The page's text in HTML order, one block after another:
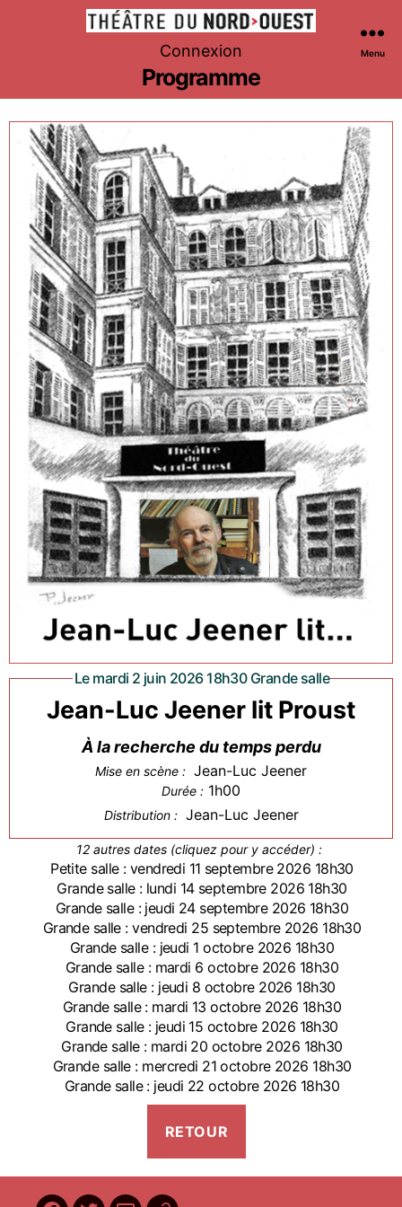
Théâtre
du
Nord-
Ouest
Connexion Menu
Programme
Le mardi 2 juin 2026 18h30 Grande salle
Jean-Luc Jeener lit Proust
À la recherche du temps perdu
Mise en scène : Jean-Luc Jeener
Durée : 1h00
Distribution : Jean-Luc Jeener
12 autres dates (cliquez pour y accéder) :
Petite salle : vendredi 11 septembre 2026 18h30
Grande salle : lundi 14 septembre 2026 18h30
Grande salle : jeudi 24 septembre 2026 18h30
Grande salle : vendredi 25 septembre 2026 18h30
Grande salle : jeudi 1 octobre 2026 18h30
Grande salle : mardi 6 octobre 2026 18h30
Grande salle : jeudi 8 octobre 2026 18h30
Grande salle : mardi 13 octobre 2026 18h30
Grande salle : jeudi 15 octobre 2026 18h30
Grande salle : mardi 20 octobre 2026 18h30
Grande salle : mercredi 21 octobre 2026 18h30
Grande salle : jeudi 22 octobre 2026 18h30